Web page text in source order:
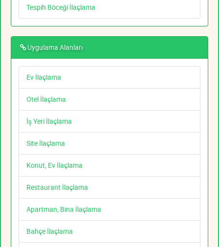
Tespih Böceği İlaçlama
Uygulama Alanları
Ev İlaçlama
Otel İlaçlama
İş Yeri İlaçlama
Site İlaçlama
Konut, Ev İlaçlama
Restaurant İlaçlama
Apartman, Bina İlaçlama
Bahçe İlaçlama